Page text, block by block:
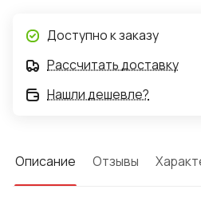
Доступно к заказу
Рассчитать доставку
Нашли дешевле?
Описание Отзывы